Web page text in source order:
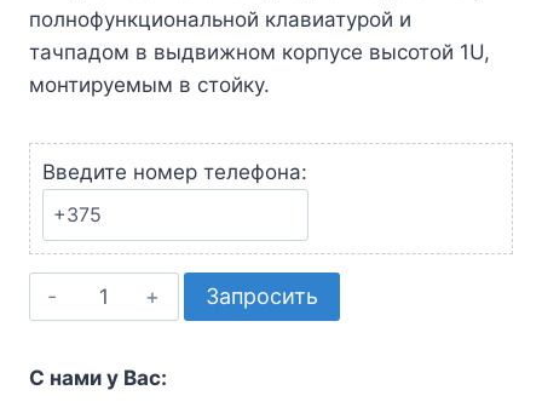
полнофункциональной клавиатурой и
тачпадом в выдвижном корпусе высотой 1U,
монтируемым в стойку.
Введите номер телефона:
Количество
товара
консоль
Запросить
С нами у Вас: